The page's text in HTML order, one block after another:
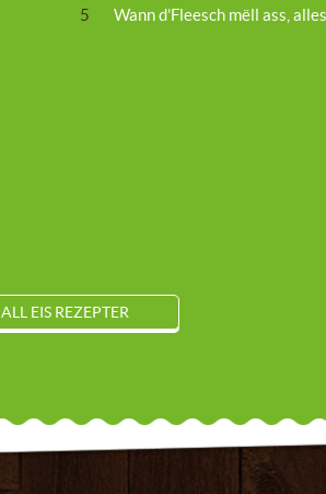
5
Wann d’Fleesch mëll ass,
ALL EIS REZEPTER